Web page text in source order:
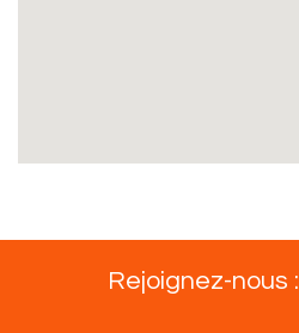
Rejoignez-nous :